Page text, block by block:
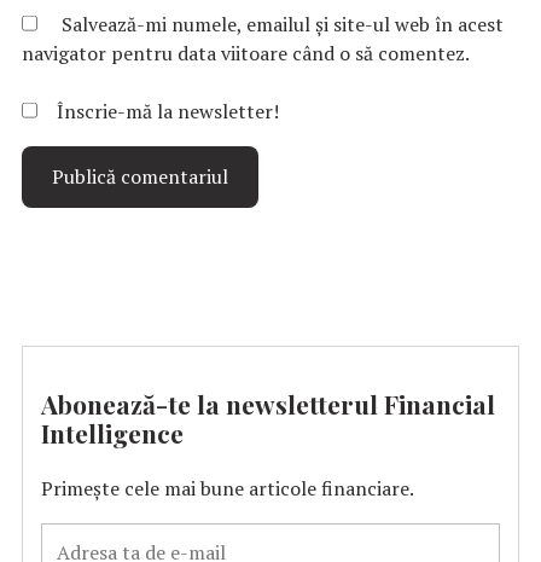
Salvează-mi numele, emailul și site-ul web în acest
navigator pentru data viitoare când o să comentez.
Înscrie-mă la newsletter!
Abonează-te la newsletterul Financial
Intelligence
Primește cele mai bune articole financiare.